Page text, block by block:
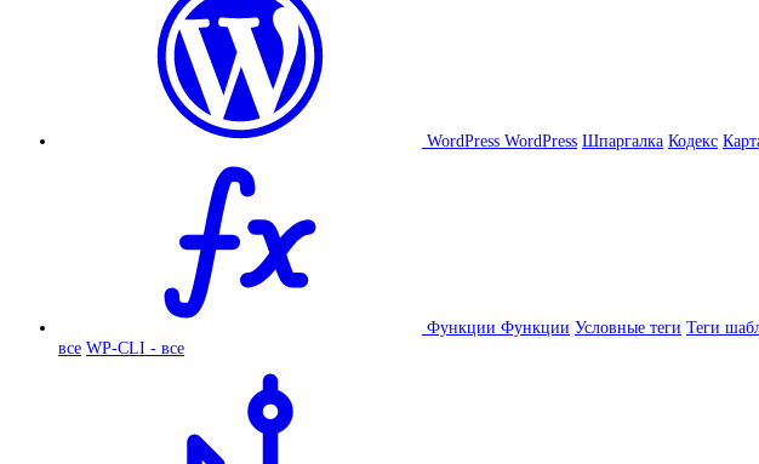
WordPress WordPress Шпаргалка Кодекс
Функции Функции Условные теги Теги
все WP-CLI - все